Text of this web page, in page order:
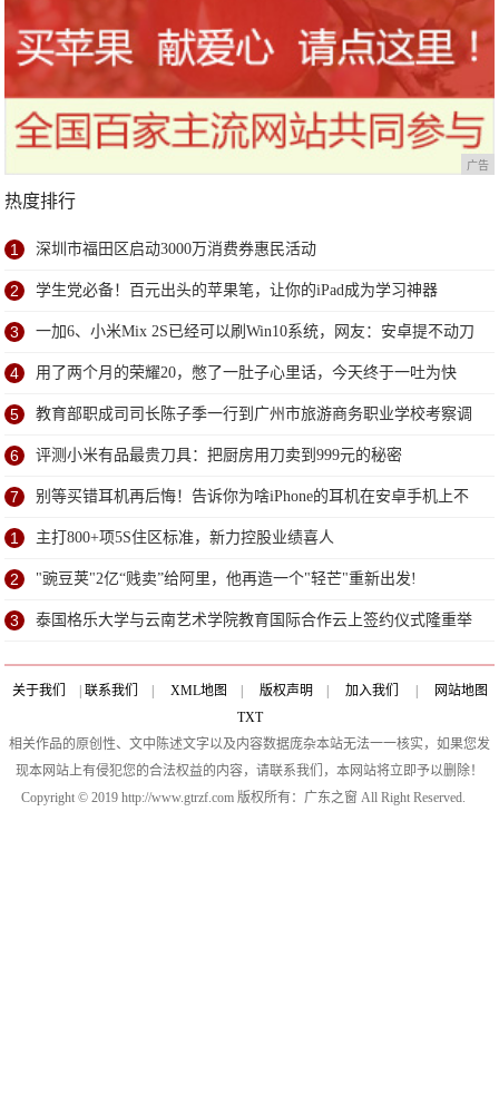
广告
热度排行
1 深圳市福田区启动3000万消费券惠民活动
2 学生党必备！百元出头的苹果笔，让你的iPad成为学习神器
3 一加6、小米Mix 2S已经可以刷Win10系统，网友：安卓提不动刀
了？
4 用了两个月的荣耀20，憋了一肚子心里话，今天终于一吐为快
5 教育部职成司司长陈子季一行到广州市旅游商务职业学校考察调
研
6 评测小米有品最贵刀具：把厨房用刀卖到999元的秘密
7 别等买错耳机再后悔！告诉你为啥iPhone的耳机在安卓手机上不
能用
1 主打800+项5S住区标准，新力控股业绩喜人
2 "豌豆荚"2亿“贱卖”给阿里，他再造一个"轻芒"重新出发!
3 泰国格乐大学与云南艺术学院教育国际合作云上签约仪式隆重举
行！
关于我们 联系我们 XML地图 版权声明 加入我们
网站地图
TXT
相关作品的原创性、文中陈述文字以及内容数据庞杂本站无法一一核实，如果您发
现本网站上有侵犯您的合法权益的内容，请联系我们，本网站将立即予以删除！
Copyright © 2019 http://www.gtrzf.com 版权所有：广东之窗 All Right Reserved.